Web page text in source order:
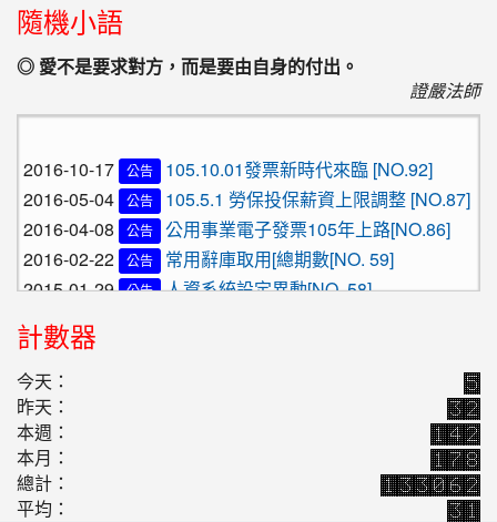
隨機小語
◎ 愛不是要求對方，而是要由自身的付出。
證嚴法師
2016-10-17 公告
105.10.01發票新時代來臨 [NO.92]
2016-05-04
公告
105.5.1 勞保投保薪資上限調整 [NO.87]
2016-04-08
公告
公用事業電子發票105年上路[NO.86]
2016-02-22
公告
常用辭庫取用[總期數[NO. 59]
2015-01-29
公告
人資系統設定異動[NO. 58]
2016-05-04
2016-04-08
2016-02-22
2015-01-29
計數器
今天：
昨天：
本週：
本月：
總計：
平均：